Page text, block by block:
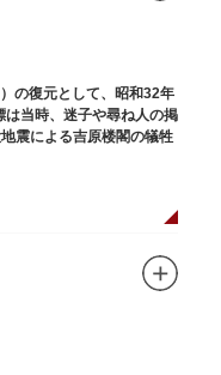
の復元として、昭和32年
は当時、迷子や尋ね人の掲
震による吉原楼閣の犠牲